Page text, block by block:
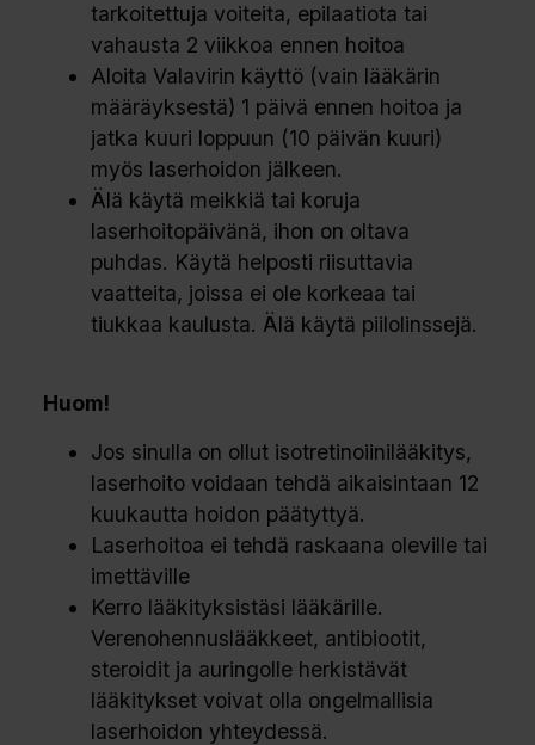
tarkoitettuja voiteita, epilaatiota tai
vahausta 2 viikkoa ennen hoitoa
Aloita Valavirin käyttö (vain lääkärin
määräyksestä) 1 päivä ennen hoitoa ja
jatka kuuri loppuun (10 päivän kuuri)
myös laserhoidon jälkeen.
Älä käytä meikkiä tai koruja
laserhoitopäivänä, ihon on oltava
puhdas. Käytä helposti riisuttavia
vaatteita, joissa ei ole korkeaa tai
tiukkaa kaulusta. Älä käytä piilolinssejä.
Huom!
Jos sinulla on ollut isotretinoiinilääkitys,
laserhoito voidaan tehdä aikaisintaan 12
kuukautta hoidon päätyttyä.
Laserhoitoa ei tehdä raskaana oleville tai
imettäville
Kerro lääkityksistäsi lääkärille.
Verenohennuslääkkeet, antibiootit,
steroidit ja auringolle herkistävät
lääkitykset voivat olla ongelmallisia
laserhoidon yhteydessä.